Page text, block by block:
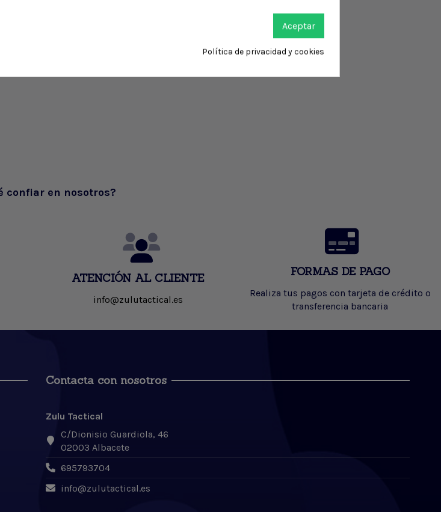
confiar en nosotros?
ATENCIÓN AL CLIENTE
info@zulutactical.es
FORMAS DE PAGO
Realiza tus pagos con tarjeta de crédito o
transferencia bancaria
Contacta con nosotros
Zulu Tactical
C/Dionisio Guardiola, 46
02003 Albacete
695793704
info@zulutactical.es
Aceptar
Política de privacidad y cookies